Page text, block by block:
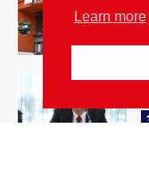
Learn more